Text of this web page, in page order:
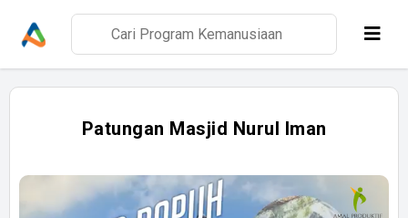
Patungan Masjid Nurul Iman